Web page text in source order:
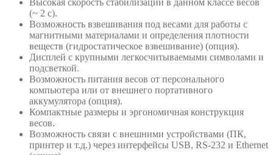
(~ 2 с).
Возможность взвешивания под весами для работы с
магнитными материалами и определения плотности
веществ (гидростатическое взвешивание) (опция).
Дисплей с крупными легкосчитываемыми символами и
подсветкой.
Возможность питания весов от персонального
компьютера или от внешнего портативного
аккумулятора (опция).
Компактные размеры и эргономичная конструкция
весов.
Возможность связи с внешними устройствами (ПК,
принтер и т.д.) через интерфейсы USB, RS-232 и Ethernet